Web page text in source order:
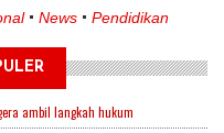
News Pendidikan
ambil langkah hukum